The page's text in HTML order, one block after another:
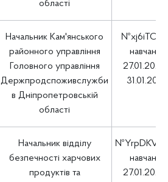
області
Начальник Кам'янського
районного управління
Головного управління
Держпродспоживслужби
в Дніпропетровській
області
навчання
27.01.2025
31.01.2025
Начальник відділу
безпечності харчових
продуктів та
навчання
27.01.2025